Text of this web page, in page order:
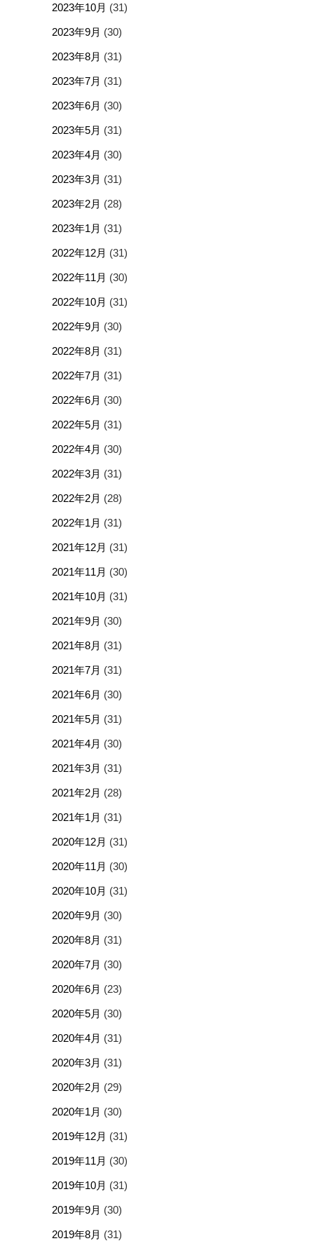
2023年10月 (31)
2023年9月 (30)
2023年8月 (31)
2023年7月 (31)
2023年6月 (30)
2023年5月 (31)
2023年4月 (30)
2023年3月 (31)
2023年2月 (28)
2023年1月 (31)
2022年12月 (31)
2022年11月 (30)
2022年10月 (31)
2022年9月 (30)
2022年8月 (31)
2022年7月 (31)
2022年6月 (30)
2022年5月 (31)
2022年4月 (30)
2022年3月 (31)
2022年2月 (28)
2022年1月 (31)
2021年12月 (31)
2021年11月 (30)
2021年10月 (31)
2021年9月 (30)
2021年8月 (31)
2021年7月 (31)
2021年6月 (30)
2021年5月 (31)
2021年4月 (30)
2021年3月 (31)
2021年2月 (28)
2021年1月 (31)
2020年12月 (31)
2020年11月 (30)
2020年10月 (31)
2020年9月 (30)
2020年8月 (31)
2020年7月 (30)
2020年6月 (23)
2020年5月 (30)
2020年4月 (31)
2020年3月 (31)
2020年2月 (29)
2020年1月 (30)
2019年12月 (31)
2019年11月 (30)
2019年10月 (31)
2019年9月 (30)
2019年8月 (31)